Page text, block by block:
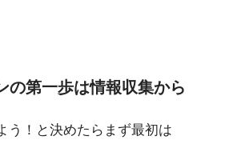
の第一歩は情報収集から
う！と決めたらまず最初は